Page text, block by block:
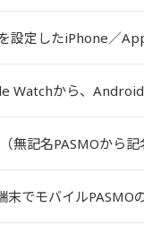
設定したiPhone／
Watchから、Android
無記名PASMOから記
でモバイルPASMO